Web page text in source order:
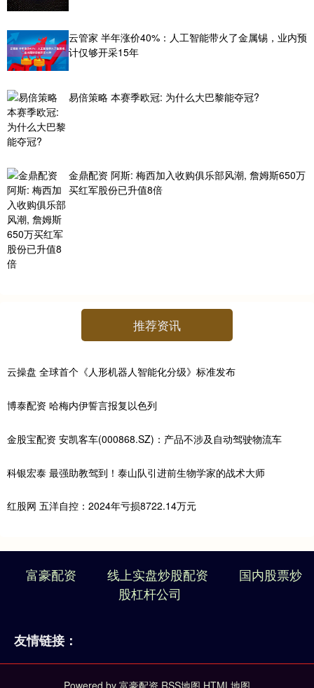
云管家 半年涨价40%：人工智能带火了金属锡，业内预
计仅够开采15年
易倍策略 本赛季欧冠: 为什么大巴黎能夺冠?
金鼎配资 阿斯: 梅西加入收购俱乐部风潮, 詹姆斯650万
买红军股份已升值8倍
推荐资讯
云操盘 全球首个《人形机器人智能化分级》标准发布
博泰配资 哈梅内伊誓言报复以色列
金股宝配资 安凯客车(000868.SZ)：产品不涉及自动驾驶物流车
科银宏泰 最强助教驾到！泰山队引进前生物学家的战术大师
红股网 五洋自控：2024年亏损8722.14万元
富豪配资 线上实盘炒股配资
国内股票炒
股杠杆公司
友情链接：
Powered by 富豪配资 RSS地图 HTML地图